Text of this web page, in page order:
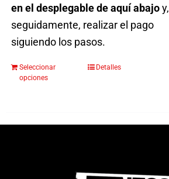
en el desplegable de aquí abajoy,
seguidamente, realizar el pago
siguiendo los pasos.
Seleccionar
opciones
Este
opciones
Detalles